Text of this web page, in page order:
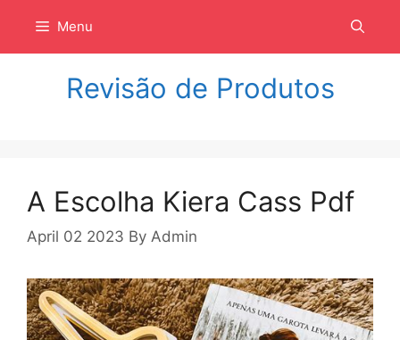
isi
Menu
Revisão de Produtos
A Escolha Kiera Cass Pdf
April 02 2023 By Admin